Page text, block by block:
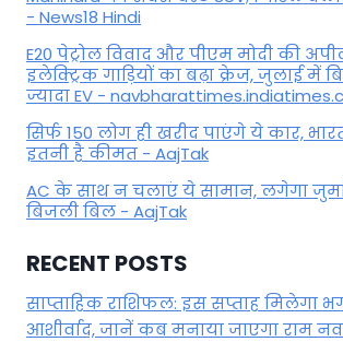
- News18 Hindi
E20 पेट्रोल विवाद और पीएम मोदी की
इलेक्ट्रिक गाड़ियों का बढ़ा क्रेज, जुलाई में
ज्यादा EV -
सिर्फ 150 लोग ही खरीद पाएंगे ये कार,
इतनी है कीमत - AajTak
AC के साथ न चलाएं ये सामान, लगेगा
बिजली बिल - AajTak
RECENT POSTS
साप्ताहिक राशिफल: इस सप्ताह मिलेगा
आशीर्वाद, जानें कब मनाया जाएगा राम